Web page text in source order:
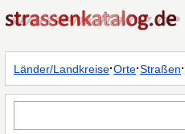
Länder/Landkreise·Orte·Straßen·